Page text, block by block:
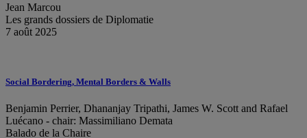
Jean Marcou
Les grands dossiers de Diplomatie
7 août 2025
Social Bordering, Mental Borders & Walls
Benjamin Perrier, Dhananjay Tripathi, James W. Scott and Rafael
Luécano - chair: Massimiliano Demata
Balado de la Chaire